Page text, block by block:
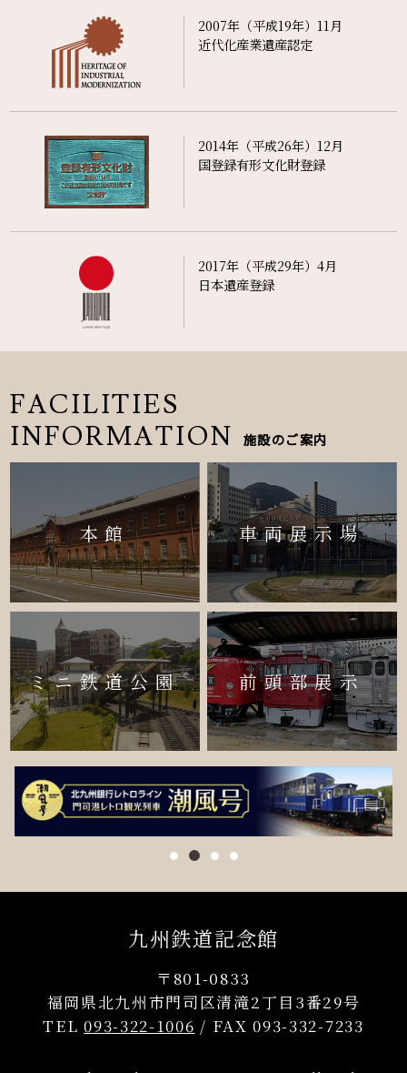
2007年（平成19年）11月
近代化産業遺産認定
2014年（平成26年）12月
国登録有形文化財登録
2017年（平成29年）4月
日本遺産登録
FACILITIES
INFORMATION
施設のご案内
本館 車両展示場
ミニ鉄道公園 前頭部展示
九州鉄道記念館
〒801-0833
福岡県北九州市門司区清滝2丁目3番29号
TEL093-322-1006 / FAX 093-332-7233